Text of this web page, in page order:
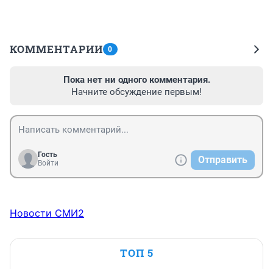
КОММЕНТАРИИ 0
Пока нет ни одного комментария.
Начните обсуждение первым!
Гость
Войти
Отправить
Новости СМИ2
ТОП 5